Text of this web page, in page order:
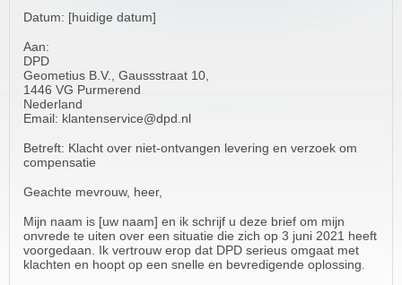
Barometer
Voor Bedrijven
Datum: [huidige datum]
Aan:
DPD
Geometius B.V., Gaussstraat 10,
1446 VG Purmerend
Nederland
Email: klantenservice@dpd.nl
Betreft: Klacht over niet-ontvangen levering en verzoek om
compensatie
Geachte mevrouw, heer,
Mijn naam is [uw naam] en ik schrijf u deze brief om mijn
onvrede te uiten over een situatie die zich op 3 juni 2021 heeft
voorgedaan. Ik vertrouw erop dat DPD serieus omgaat met
klachten en hoopt op een snelle en bevredigende oplossing.